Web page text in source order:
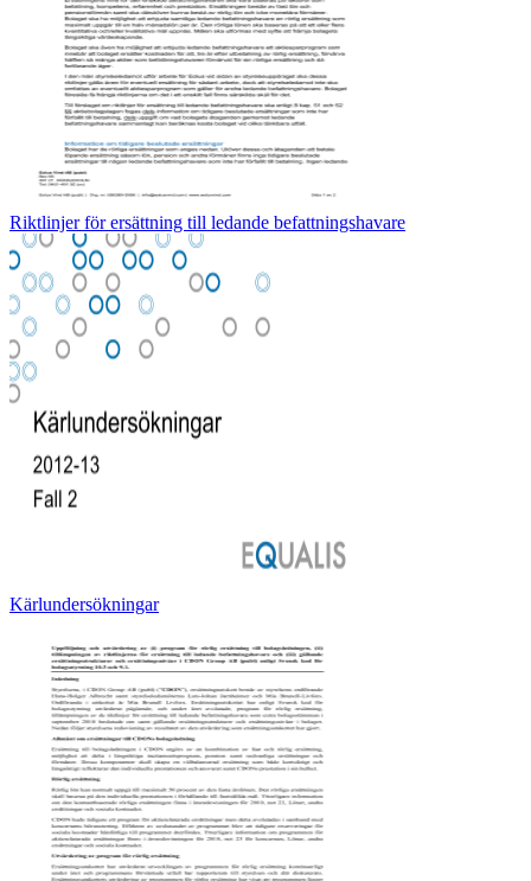
Riktlinjer för ersättning till ledande befattningshavare
Kärlundersökningar